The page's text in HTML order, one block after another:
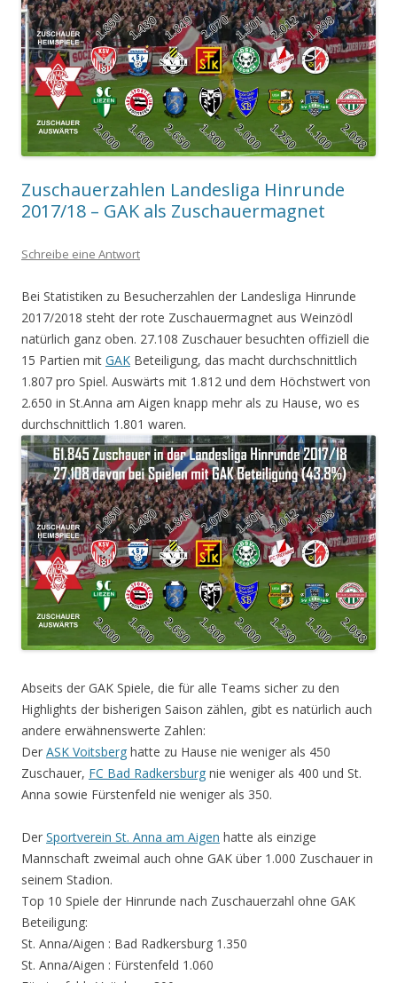
Zuschauerzahlen Landesliga Hinrunde
2017/18 – GAK als Zuschauermagnet
Schreibe eine Antwort
Bei Statistiken zu Besucherzahlen der Landesliga Hinrunde
2017/2018 steht der rote Zuschauermagnet aus Weinzödl
natürlich ganz oben. 27.108 Zuschauer besuchten offiziell die
15 Partien mit GAK Beteiligung, das macht durchschnittlich
1.807 pro Spiel. Auswärts mit 1.812 und dem Höchstwert von
2.650 in St.Anna am Aigen knapp mehr als zu Hause, wo es
durchschnittlich 1.801 waren.
Abseits der GAK Spiele, die für alle Teams sicher zu den
Highlights der bisherigen Saison zählen, gibt es natürlich auch
andere erwähnenswerte Zahlen:
Der ASK Voitsberg hatte zu Hause nie weniger als 450
Zuschauer, FC Bad Radkersburg nie weniger als 400 und St.
Anna sowie Fürstenfeld nie weniger als 350.
Der Sportverein St. Anna am Aigen hatte als einzige
Mannschaft zweimal auch ohne GAK über 1.000 Zuschauer in
seinem Stadion.
Top 10 Spiele der Hinrunde nach Zuschauerzahl ohne GAK
Beteiligung:
St. Anna/Aigen : Bad Radkersburg 1.350
St. Anna/Aigen : Fürstenfeld 1.060